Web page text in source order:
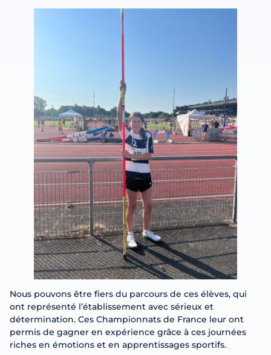
Nous pouvons être fiers du parcours de ces élèves, qui
ont représenté l’établissement avec sérieux et
détermination. Ces Championnats de France leur ont
permis de gagner en expérience grâce à ces journées
riches en émotions et en apprentissages sportifs.